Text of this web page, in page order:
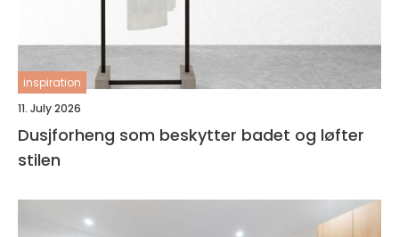
inspiration
11. July 2026
Dusjforheng som beskytter badet og løfter
stilen